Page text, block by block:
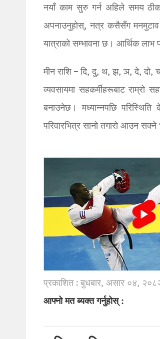
नयाँ काम सुरु गर्न अहिले समय
अपनाउनुहोस्, नत्र कसैसँग मनमुटाव
यात्राको सम्भावना छ। आर्थिक
मीन राशि – दि, दु, थ, झ, ञ, दे,
व्यवसायमा सहकर्मीहरूबाट
बनाउनेछ। मध्यान्नपछि
परिवारभित्र सानो तगारो आउन
प्रकाशित : बुधबार, असार ०४,
आफ्नो मत ब्यक्त गर्नुहोस् :